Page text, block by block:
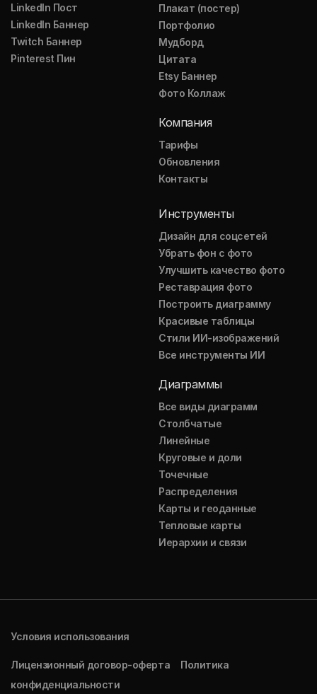
LinkedIn Пост
LinkedIn Баннер
Twitch Баннер
Pinterest Пин
Плакат (постер)
Портфолио
Мудборд
Цитата
Etsy Баннер
Фото Коллаж
Компания
Тарифы
Обновления
Контакты
Инструменты
Дизайн для соцсетей
Убрать фон с фото
Улучшить качество фото
Реставрация фото
Построить диаграмму
Красивые таблицы
Стили ИИ-изображений
Все инструменты ИИ
Диаграммы
Все виды диаграмм
Столбчатые
Линейные
Круговые и доли
Точечные
Распределения
Карты и геоданные
Тепловые карты
Иерархии и связи
Условия использования
Лицензионный договор-оферта
Политика
конфиденциальности